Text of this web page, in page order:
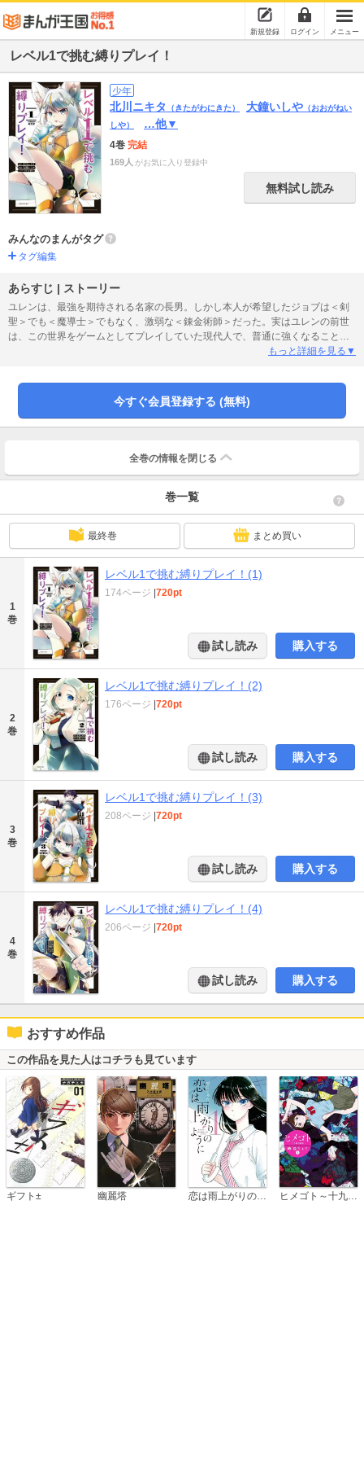
新規登録 ログイン メニュー
レベル1で挑む縛りプレイ！
少年
北川ニキタ （きたがわにきた） 大鐘いしや （おおがねい
しや）
…他▼
4巻 完結
169人 がお気に入り登録中
無料試し読み
みんなのまんがタグ
タグ編集
あらすじ | ストーリー
ユレンは、最強を期待される名家の長男。しかし本人が希望したジョブは＜剣
聖＞でも＜魔導士＞でもなく、激弱な＜錬金術師＞だった。実はユレンの前世
は、この世界をゲームとしてプレイしていた現代人で、普通に強くなることに
は飽きていたのだ！ 自ら低いレベル＆弱いジョブを選択し、縛りプレイを楽
もっと詳細を見る▼
今すぐ会員登録する (無料)
全巻の情報を 閉じる
巻一覧
最終巻 まとめ買い
1
巻
レベル1で挑む縛りプレイ！(1)
174ページ |720pt
試し読み 購入する
2
巻
レベル1で挑む縛りプレイ！(2)
176ページ |720pt
試し読み 購入する
3
巻
レベル1で挑む縛りプレイ！(3)
208ページ |720pt
試し読み 購入する
4
巻
レベル1で挑む縛りプレイ！(4)
206ページ |720pt
試し読み 購入する
おすすめ作品
この作品を見た人はコチラも見ています
ギフト± 幽麗塔 ヒメゴト～十九歳の制服～